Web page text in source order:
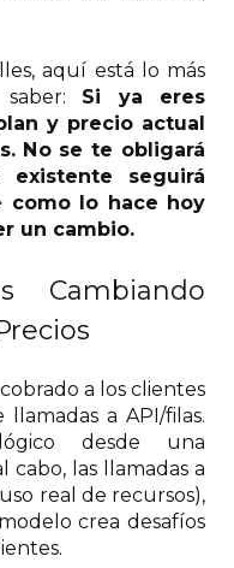
aquí está lo más
Si ya eres
y precio actual
No se te obligará
seguirá
como lo hace hoy
un cambio.
Cambiando
a los clientes
a API/filas.
desde una
cabo, las llamadas a
real de recursos),
crea desafíos